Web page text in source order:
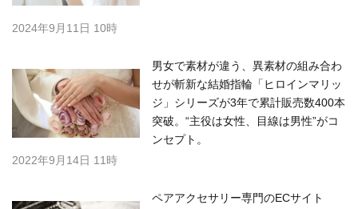
2024年9月11日 10時
男女で素材が違う、異素材の組み合わ
せが斬新な結婚指輪「ヒロインマリッ
ジ」シリーズが3年で累計販売数400本
突破。“主役は女性、目線は男性”がコ
ンセプト。
2022年9月14日 11時
ペアアクセサリー専門のECサイト